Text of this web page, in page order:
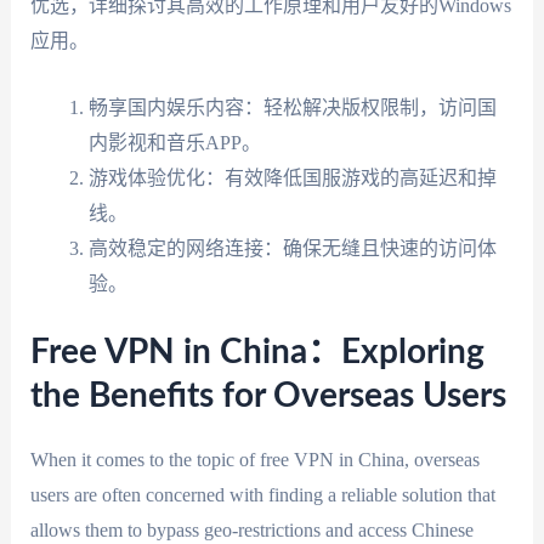
优选，详细探讨其高效的工作原理和用户友好的Windows
应用。
畅享国内娱乐内容：轻松解决版权限制，访问国
内影视和音乐APP。
游戏体验优化：有效降低国服游戏的高延迟和掉
线。
高效稳定的网络连接：确保无缝且快速的访问体
验。
Free VPN in China：Exploring
the Benefits for Overseas Users
When it comes to the topic of free VPN in China, overseas
users are often concerned with finding a reliable solution that
allows them to bypass geo-restrictions and access Chinese